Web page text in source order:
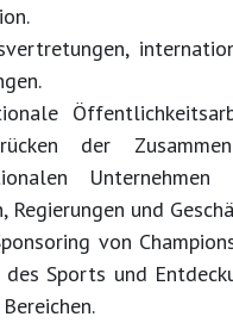
der
Unternehmen
Regierungen und
von
Sports und